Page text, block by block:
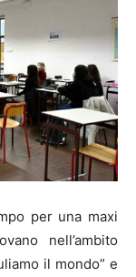
per una maxi
nell’ambito
il mondo” e